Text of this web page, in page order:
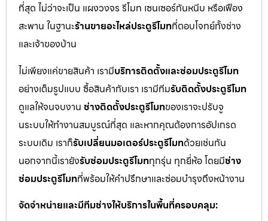
ที่สุด ไม่ว่าจะเป็น แผงวงจร รีโมท เซนเซอร์กันหนีบ หรือเฟือง
สะพาน ในฐานะร้านขายอะไหล่ประตูรีโมทที่ตอบโจทย์ทั้งช่าง
และเจ้าของบ้าน
ไม่เพียงแค่ขายสินค้า เรามีบริการติดตั้งและซ่อมประตูรีโมท
อย่างเต็มรูปแบบ ซื้อสินค้ากับเรา เรามีทีมรับติดตั้งประตูรีโมท
ดูแลให้จนจบงาน ช่างติดตั้งประตูรีโมทของเราจะปรับจู
นระบบให้ทำงานสมบูรณ์ที่สุด และหากคุณต้องการอัปเกรด
ระบบเดิม เราก็รับเปลี่ยนมอเตอร์ประตูรีโมทด้วยเช่นกัน
นอกจากนี้เรายังรับซ่อมประตูรีโมททุกรุ่น ทุกยี่ห้อ โดยมีช่าง
ซ่อมประตูรีโมทที่พร้อมให้คำปรึกษาและซ่อมบำรุงถึงหน้างาน
จัดจำหน่ายและมีทีมช่างให้บริการในพื้นที่ครอบคลุม: